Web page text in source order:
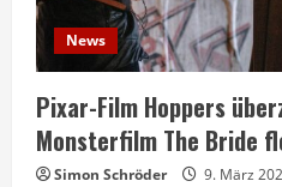
News
Pixar-Film Hoppers
Monsterfilm The Bride
Simon Schröder 9. März